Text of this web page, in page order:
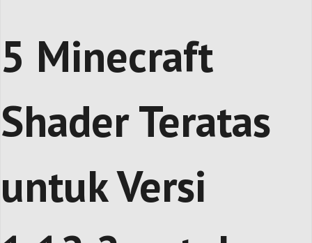
5 Minecraft
Shader Teratas
untuk Versi